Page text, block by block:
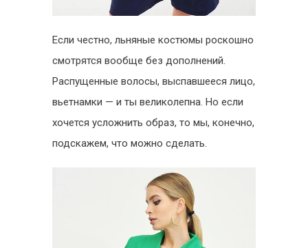
Если честно, льняные костюмы роскошно
смотрятся вообще без дополнений.
Распущенные волосы, выспавшееся лицо,
вьетнамки — и ты великолепна. Но если
хочется усложнить образ, то мы, конечно,
подскажем, что можно сделать.